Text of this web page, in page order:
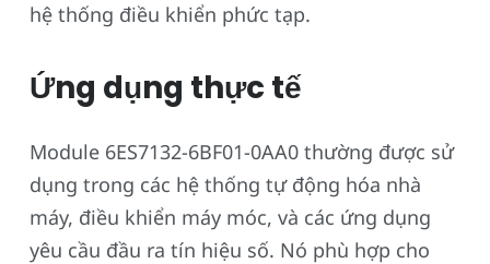
hệ thống điều khiển phức tạp.
Ứng dụng thực tế
Module 6ES7132-6BF01-0AA0 thường được sử
dụng trong các hệ thống tự động hóa nhà
máy, điều khiển máy móc, và các ứng dụng
yêu cầu đầu ra tín hiệu số. Nó phù hợp cho